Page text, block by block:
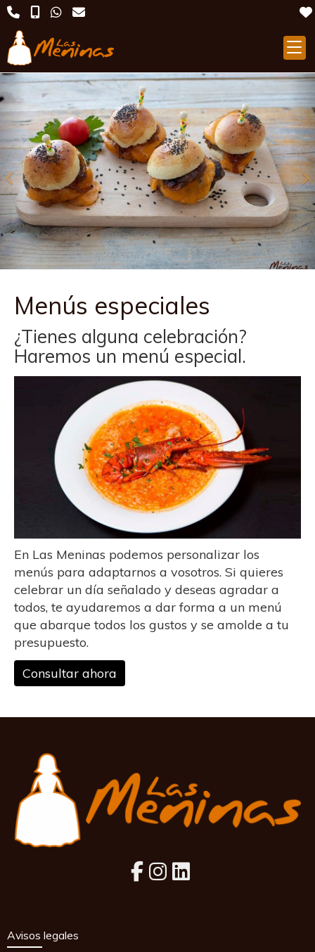
Anterior
Menús especiales
¿Tienes alguna celebración?
Haremos un menú especial.
En Las Meninas podemos personalizar los
menús para adaptarnos a vosotros. Si quieres
celebrar un día señalado y deseas agradar a
todos, te ayudaremos a dar forma a un menú
que abarque todos los gustos y se amolde a tu
presupuesto.
Consultar ahora
Avisos legales